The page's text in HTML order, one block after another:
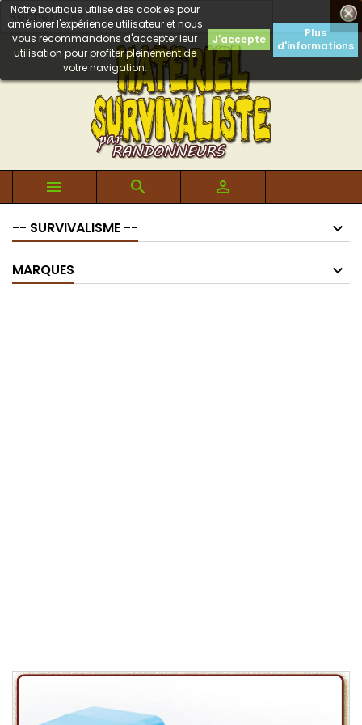

Notre boutique utilise des cookies pour
améliorer l'expérience utilisateur et nous
vous recommandons d'accepter leur
utilisation pour profiter pleinement de
votre navigation.
J'accepte
Plus
d'informations
  
-- SURVIVALISME --
MARQUES